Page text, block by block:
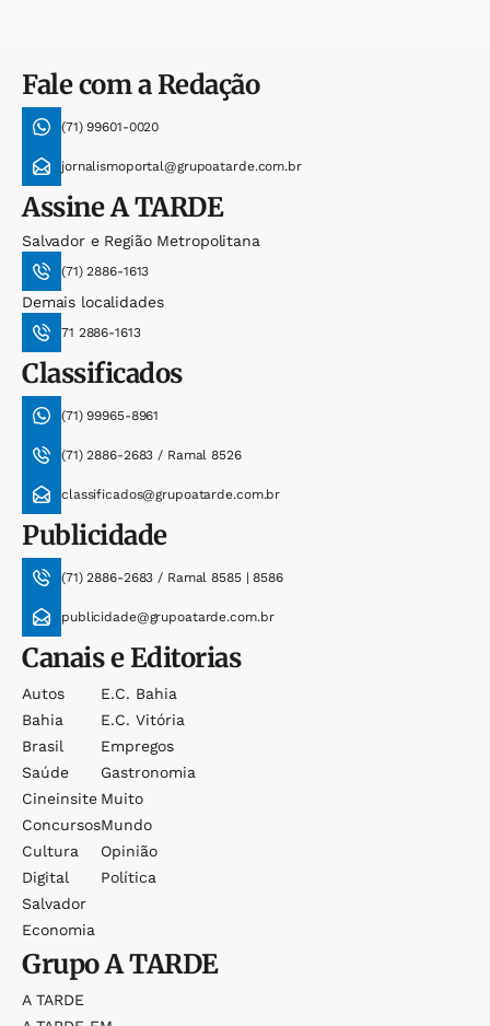
Fale com a Redação
(71) 99601-0020
jornalismoportal@grupoatarde.com.br
AssineA TARDE
Salvador e Região Metropolitana
(71) 2886-1613
Demais localidades
71 2886-1613
Classificados
(71) 99965-8961
(71) 2886-2683 / Ramal 8526
classificados@grupoatarde.com.br
Publicidade
(71) 2886-2683 / Ramal 8585 | 8586
publicidade@grupoatarde.com.br
Canais e Editorias
Autos
Bahia
Brasil
Saúde
Cineinsite
Concursos
Cultura
Digital
Salvador
Economia
E.c. Bahia
E.c. Vitória
Empregos
Gastronomia
Muito
Mundo
Opinião
Política
GrupoA TARDE
A TARDE